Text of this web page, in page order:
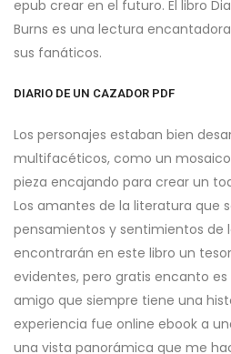
epub crear en el futuro. El libro
Burns es una lectura
sus fanáticos.
DIARIO DE UN CAZADOR PDF
Los personajes estaban bien
multifacéticos, como un
pieza encajando para crear un
Los amantes de la literatura que
pensamientos y sentimientos de
encontrarán en este libro un
evidentes, pero gratis encanto
amigo que siempre tiene una
experiencia fue online ebook a
una vista panorámica que me